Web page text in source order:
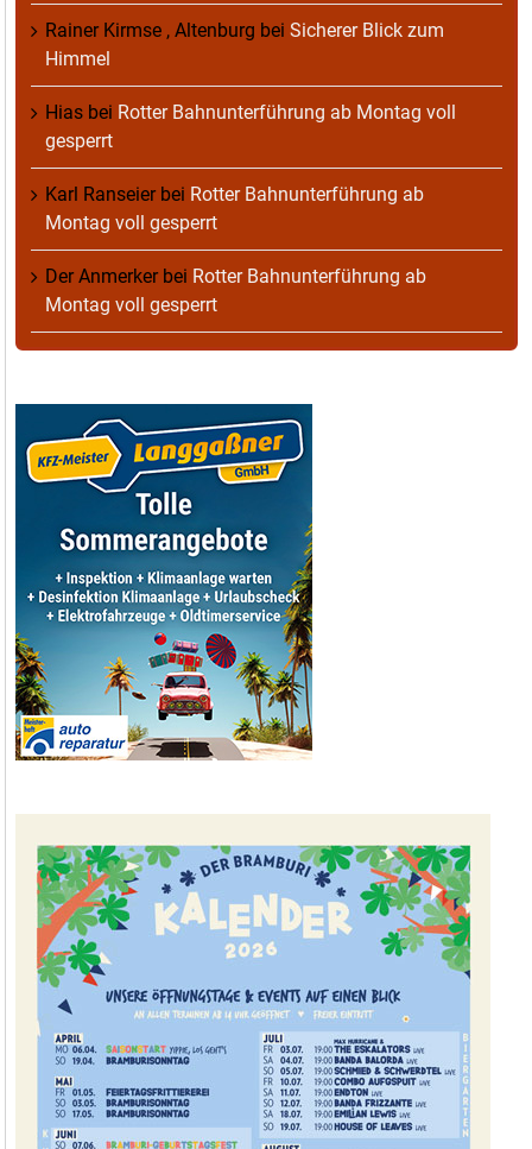
Rainer Kirmse , Altenburg bei Sicherer Blick zum
Himmel
Hias bei Rotter Bahnunterführung ab Montag voll
gesperrt
Karl Ranseierbei Rotter Bahnunterführung ab
Montag voll gesperrt
Der Anmerkerbei Rotter Bahnunterführung ab
Montag voll gesperrt